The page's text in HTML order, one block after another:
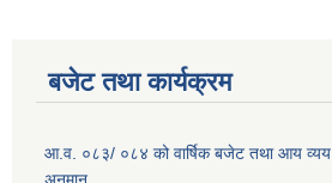
बजेट तथा कार्यक्रम
आ.व. ०८३/ ०८४ को वार्षिक बजेट तथा आय व्यय